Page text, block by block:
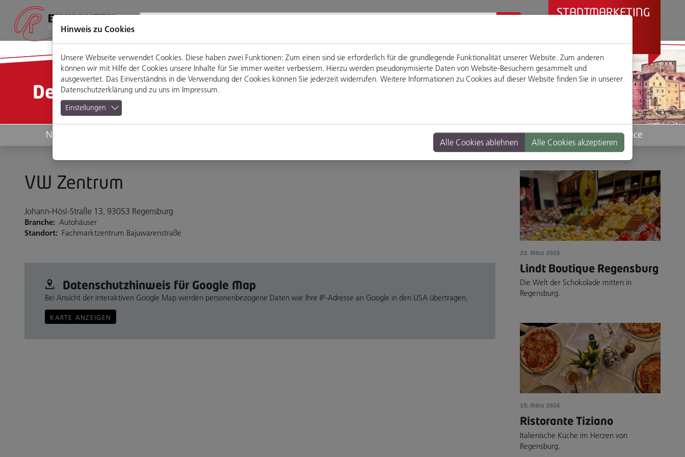
Seiteninhalt
Hauptmenü
Footermenü
Website-
Suche
STADTMARKETING
PRÄSENTIERT
Detailansicht
News Veranstaltungen Standorte Service
VW Zentrum
Johann-Hösl-Straße 13, 93053 Regensburg
Branche: Autohäuser
Standort: Fachmarktzentrum Bajuwarenstraße
Datenschutz­hinweis für Google Map
Bei Ansicht der interaktiven Google Map werden personenbezogene Daten wie Ihre IP-Adresse an Google in den USA übertragen.
KARTE ANZEIGEN
23. März 2026
Lindt Boutique Regensburg
Die Welt der Schokolade mitten in
Regensburg.
19. März 2026
Ristorante Tiziano
Italienische Küche im Herzen von
Regensburg.
Hinweis zu Cookies
Unsere Webseite verwendet Cookies. Diese haben zwei Funktionen: Zum einen sind sie erforderlich für die grundlegende Funktionalität unserer Website. Zum anderen
können wir mit Hilfe der Cookies unsere Inhalte für Sie immer weiter verbessern. Hierzu werden pseudonymisierte Daten von Website-Besuchern gesammelt und
ausgewertet. Das Einverständnis in die Verwendung der Cookies können Sie jederzeit widerrufen. Weitere Informationen zu Cookies auf dieser Website finden Sie in unserer
Datenschutzerklärung und zu uns im Impressum.
Einstellungen
Alle Cookies ablehnen Alle Cookies akzeptieren